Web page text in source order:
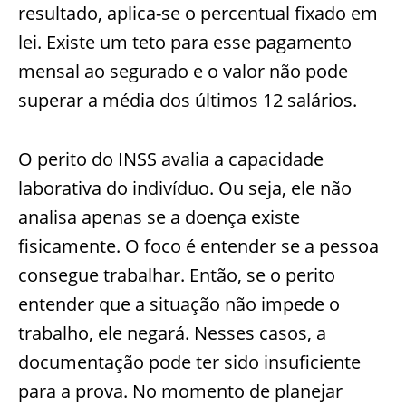
resultado, aplica-se o percentual fixado em
lei. Existe um teto para esse pagamento
mensal ao segurado e o valor não pode
superar a média dos últimos 12 salários.
O perito do INSS avalia a capacidade
laborativa do indivíduo. Ou seja, ele não
analisa apenas se a doença existe
fisicamente. O foco é entender se a pessoa
consegue trabalhar. Então, se o perito
entender que a situação não impede o
trabalho, ele negará. Nesses casos, a
documentação pode ter sido insuficiente
para a prova. No momento de planejar